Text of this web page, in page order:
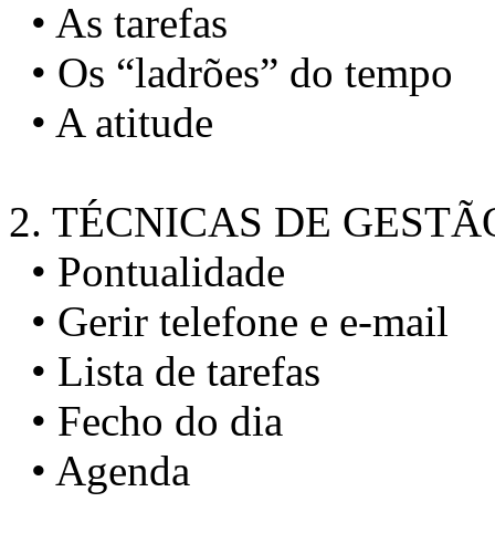
• As tarefas
• Os “ladrões” do tempo
• A atitude
2. TÉCNICAS DE
• Pontualidade
• Gerir telefone e e-mail
• Lista de tarefas
• Fecho do dia
• Agenda